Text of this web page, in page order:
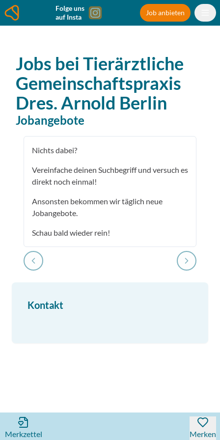
Folge uns
auf Insta
Job anbieten
Jobs bei Tierärztliche
Gemeinschaftspraxis
Dres. Arnold Berlin
Jobangebote
Nichts dabei?
Vereinfache deinen Suchbegriff und versuch es
direkt noch einmal!
Ansonsten bekommen wir täglich neue
Jobangebote.
Schau bald wieder rein!
Kontakt
Merkzettel Merken